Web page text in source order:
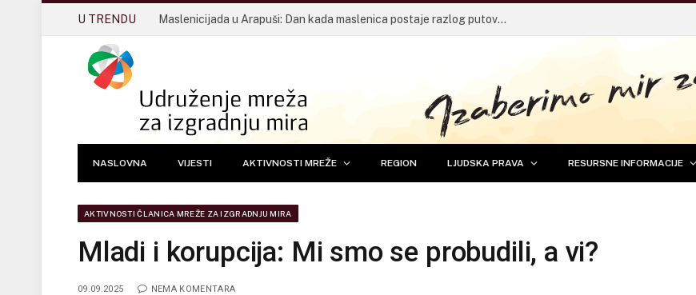
U TRENDU 14. Tuzlanska biciklijada – Jedan od najvećih rekreativnih biciklističkih događaja u BiH vraća se 30. avgusta
NASLOVNA VIJESTI AKTIVNOSTI MREŽE REGION LJUDSKA PRAVA RESURSNE INFORMACIJE
AKTIVNOSTI ČLANICA MREŽE ZA IZGRADNJU MIRA
Mladi i korupcija: Mi smo se probudili, a vi?
09.09.2025 NEMA KOMENTARA